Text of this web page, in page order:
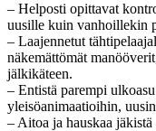
– Helposti opittavat
uusille kuin vanhoillekin
– Laajennetut
näkemättömät
jälkikäteen.
– Entistä parempi
yleisöanimaatioihin,
– Aitoa ja hauskaa